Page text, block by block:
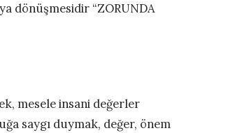
dönüşmesidir “ZORUNDA
mesele insani değerler
saygı duymak, değer, önem